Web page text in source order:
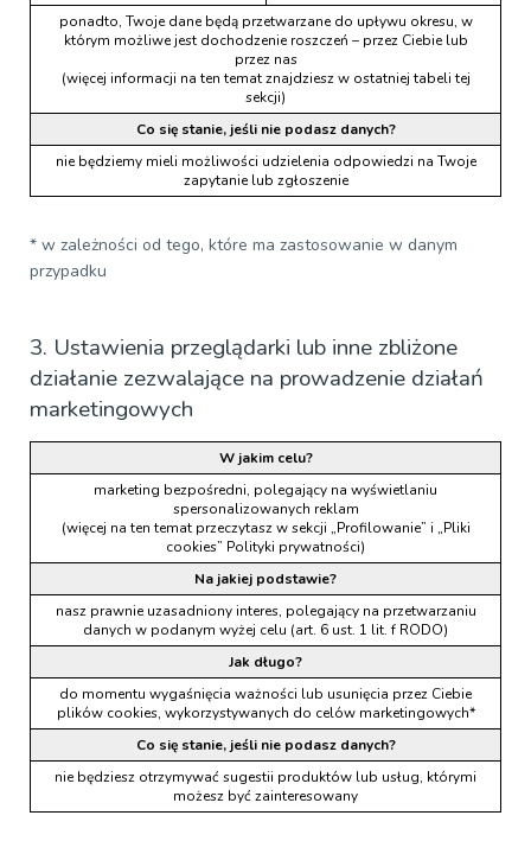
ponadto, Twoje dane będą przetwarzane do upływu okresu, w
którym możliwe jest dochodzenie roszczeń – przez Ciebie lub
przez nas
(więcej informacji na ten temat znajdziesz w ostatniej tabeli tej
sekcji)
Co się stanie, jeśli nie podasz danych?
nie będziemy mieli możliwości udzielenia odpowiedzi na Twoje
zapytanie lub zgłoszenie
* w zależności od tego, które ma zastosowanie w danym
przypadku
3. Ustawienia przeglądarki lub inne zbliżone
działanie zezwalające na prowadzenie działań
marketingowych
W jakim celu?
marketing bezpośredni, polegający na wyświetlaniu
spersonalizowanych reklam
(więcej na ten temat przeczytasz w sekcji „Profilowanie” i „Pliki
cookies” Polityki prywatności)
Na jakiej podstawie?
nasz prawnie uzasadniony interes, polegający na przetwarzaniu
danych w podanym wyżej celu (art. 6 ust. 1 lit. f RODO)
Jak długo?
do momentu wygaśnięcia ważności lub usunięcia przez Ciebie
plików cookies, wykorzystywanych do celów marketingowych*
Co się stanie, jeśli nie podasz danych?
nie będziesz otrzymywać sugestii produktów lub usług, którymi
możesz być zainteresowany